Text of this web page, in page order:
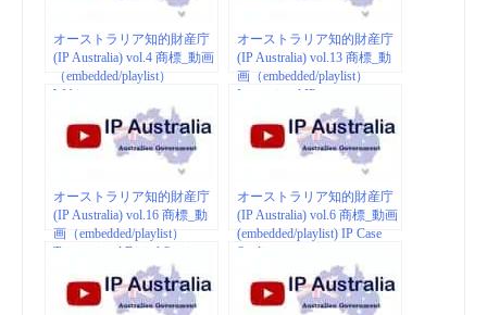
オーストラリア知的財産庁
(IP Australia) vol.4 商標_動画
（embedded/playlist）
Webiners
オーストラリア知的財産庁
(IP Australia) vol.13 商標_動
画（embedded/playlist）
International IP
オーストラリア知的財産庁
(IP Australia) vol.16 商標_動
画（embedded/playlist）
Transactional Digital Services
オーストラリア知的財産庁
(IP Australia) vol.6 商標_動画
(embedded/playlist) IP Case
Studies